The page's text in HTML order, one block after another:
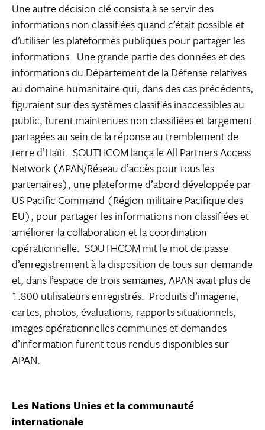
Une autre décision clé consista à se servir des
informations non classifiées quand c’était possible et
d’utiliser les plateformes publiques pour partager les
informations. Une grande partie des données et des
informations du Département de la Défense relatives
au domaine humanitaire qui, dans des cas précédents,
figuraient sur des systèmes classifiés inaccessibles au
public, furent maintenues non classifiées et largement
partagées au sein de la réponse au tremblement de
terre d’Haïti. SOUTHCOM lança le All Partners Access
Network (APAN/Réseau d’accès pour tous les
partenaires), une plateforme d’abord développée par
US Pacific Command (Région militaire Pacifique des
EU), pour partager les informations non classifiées et
améliorer la collaboration et la coordination
opérationnelle. SOUTHCOM mit le mot de passe
d’enregistrement à la disposition de tous sur demande
et, dans l’espace de trois semaines, APAN avait plus de
1.800 utilisateurs enregistrés. Produits d’imagerie,
cartes, photos, évaluations, rapports situationnels,
images opérationnelles communes et demandes
d’information furent tous rendus disponibles sur
APAN.
Les Nations Unies et la communauté
internationale